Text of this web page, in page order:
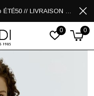
0 0
50% sur les soldes avec le code promo ÉTÉ50 // LIVRAISON GRATUITE POUR LES ACHATS DE 250$ ET PLUS